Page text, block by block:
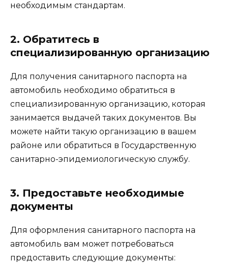
необходимым стандартам.
2. Обратитесь в
специализированную организацию
Для получения санитарного паспорта на
автомобиль необходимо обратиться в
специализированную организацию, которая
занимается выдачей таких документов. Вы
можете найти такую организацию в вашем
районе или обратиться в Государственную
санитарно-эпидемиологическую службу.
3. Предоставьте необходимые
документы
Для оформления санитарного паспорта на
автомобиль вам может потребоваться
предоставить следующие документы: